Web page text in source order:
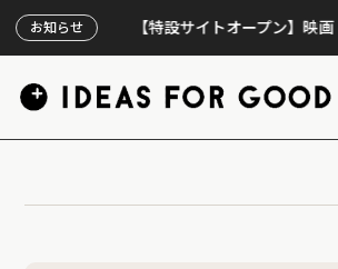
お知らせ 【特設サイトオープン】映画『リ